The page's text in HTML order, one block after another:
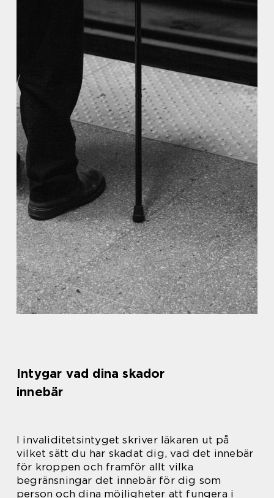
Intygar vad dina skador
innebär
I invaliditetsintyget skriver läkaren ut på
vilket sätt du har skadat dig, vad det innebär
för kroppen och framför allt vilka
begränsningar det innebär för dig som
person och dina möjligheter att fungera i